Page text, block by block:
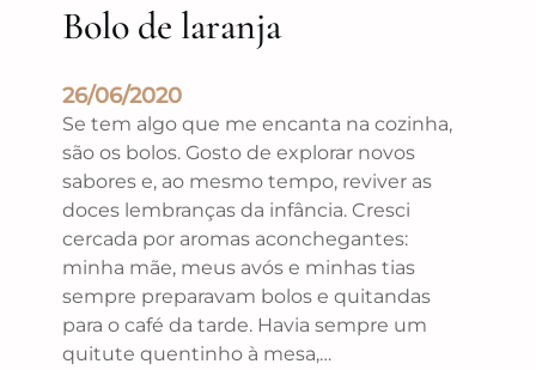
Bolo de laranja
26/06/2020
Se tem algo que me encanta na cozinha,
são os bolos. Gosto de explorar novos
sabores e, ao mesmo tempo, reviver as
doces lembranças da infância. Cresci
cercada por aromas aconchegantes:
minha mãe, meus avós e minhas tias
sempre preparavam bolos e quitandas
para o café da tarde. Havia sempre um
quitute quentinho à mesa,…